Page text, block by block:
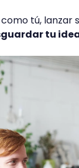
tú, lanzar
tu